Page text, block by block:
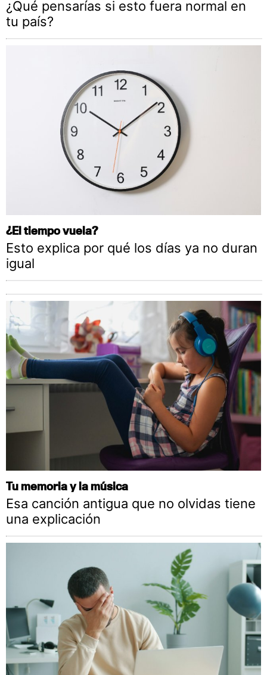
¿Qué pensarías si esto fuera normal en
tu país?
¿El tiempo vuela?
Esto explica por qué los días ya no duran
igual
Tu memoria y la música
Esa canción antigua que no olvidas tiene
una explicación